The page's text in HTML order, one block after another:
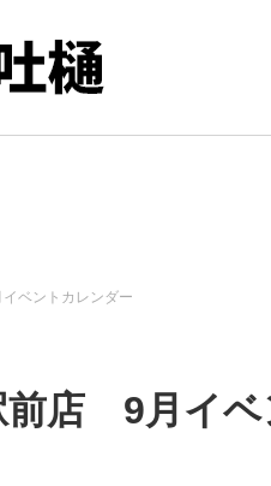
ベントカレンダー
前店 9月イベ